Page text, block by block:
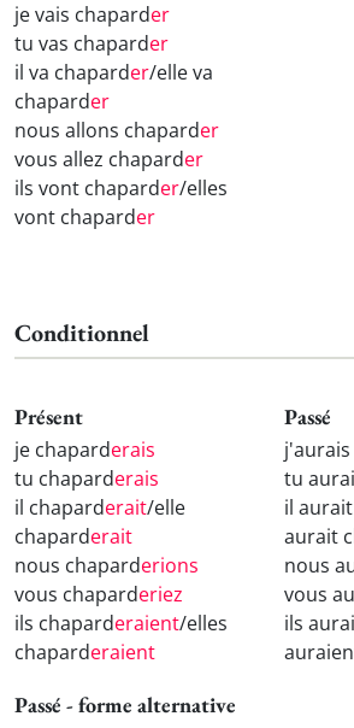
je vais chaparder
tu vas chaparder
il va chaparder/elle va
chaparder
nous allons chaparder
vous allez chaparder
ils vont chaparder/elles
vont chaparder
Conditionnel
Présent
je chaparderais
tu chaparderais
il chaparderait/elle
chaparderait
nous chaparderions
vous chaparderiez
ils chaparderaient/elles
chaparderaient
Passé
tu
il
aurait
nous
vous
ils
Passé - forme alternative